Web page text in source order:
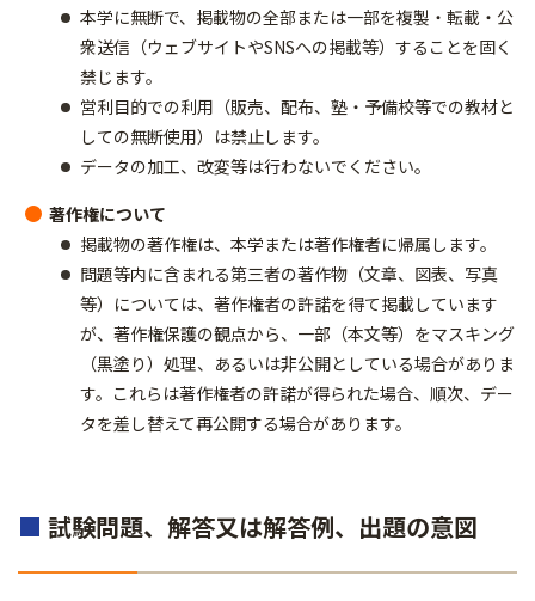
本学に無断で、掲載物の全部または一部を複製・転載・公
衆送信（ウェブサイトやSNSへの掲載等）することを固く
禁じます。
営利目的での利用（販売、配布、塾・予備校等での教材と
しての無断使用）は禁止します。
データの加工、改変等は行わないでください。
著作権について
掲載物の著作権は、本学または著作権者に帰属します。
問題等内に含まれる第三者の著作物（文章、図表、写真
等）については、著作権者の許諾を得て掲載しています
が、著作権保護の観点から、一部（本文等）をマスキング
（黒塗り）処理、あるいは非公開としている場合がありま
す。これらは著作権者の許諾が得られた場合、順次、デー
タを差し替えて再公開する場合があります。
■ 試験問題、解答又は解答例、出題の意図